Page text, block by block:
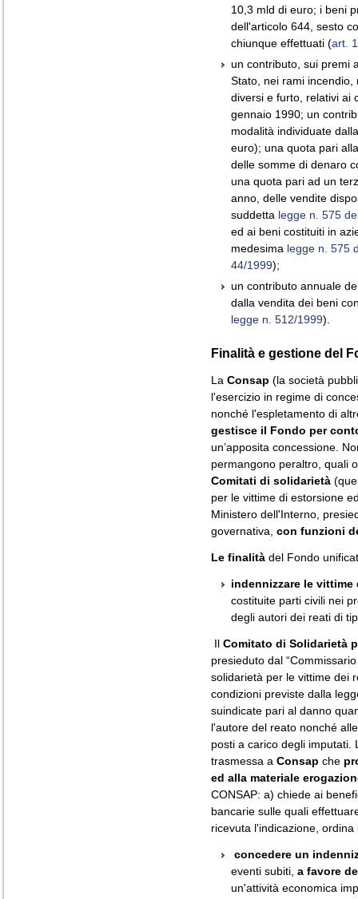
10,3 mld di euro; i beni
dell'articolo 644, sesto
chiunque effettuati (art.
un contributo, sui premi
Stato, nei rami incendio,
diversi e furto, relativi ai
gennaio 1990; un
modalità individuate
euro); una quota pari
delle somme di denaro
una quota pari ad un
anno, delle vendite
suddetta legge n. 575
ed ai beni costituiti in
medesima legge n. 575
44/1999);
un contributo annuale
dalla vendita dei beni
legge n. 512/1999).
Finalità e gestione del
La Consap (la società
l'esercizio in regime di
nonché l'espletamento di
gestisce il Fondo per
un’apposita concessione.
permangono peraltro, quali
Comitati di solidarietà
per le vittime di estorsione
Ministero dell'Interno,
governativa, con funzioni
Le finalità del Fondo
indennizzare le
costituite parti civili nei
degli autori dei reati di
Il Comitato di Solidarietà
presieduto dal
solidarietà per le vittime dei
condizioni previste dalla
suindicate pari al danno
l'autore del reato nonché
posti a carico degli imputati.
trasmessa a Consap che
ed alla materiale
CONSAP: a) chiede ai
bancarie sulle quali
ricevuta l'indicazione,
concedere un
eventi subiti, a favore
un'attività economica